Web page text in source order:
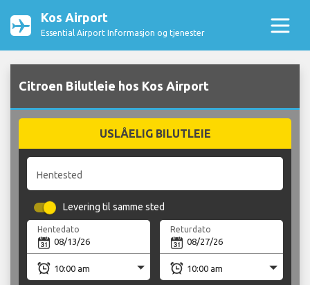
Kos Airport
Essential Airport Informasjon og tjenester
Citroen Bilutleie hos Kos Airport
USLÅELIG BILUTLEIE
Hentested
Levering til samme sted
Hentedato Returdato